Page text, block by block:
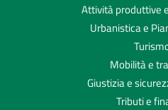
Attività produttive
Urbanistica e
Mobilità e
Giustizia e
Tributi e